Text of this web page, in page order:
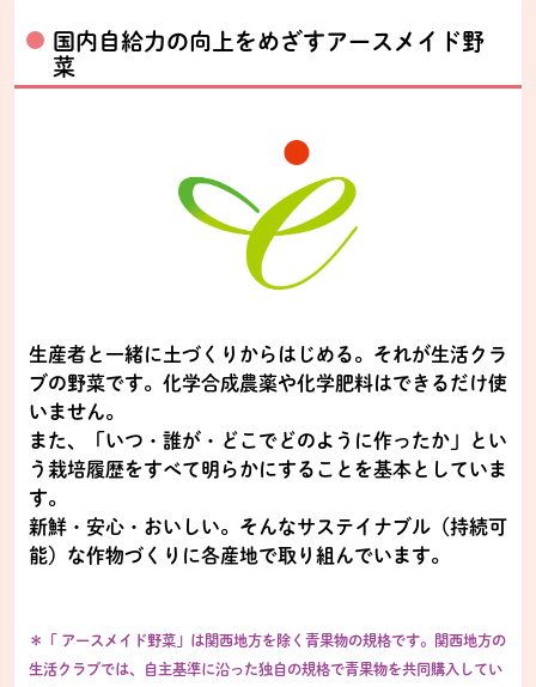
国内自給力の向上をめざすアースメイド野
菜
生産者と一緒に土づくりからはじめる。それが生活クラ
ブの野菜です。化学合成農薬や化学肥料はできるだけ使
いません。
また、「いつ・誰が・どこでどのように作ったか」とい
う栽培履歴をすべて明らかにすることを基本としていま
す。
新鮮・安心・おいしい。そんなサステイナブル（持続可
能）な作物づくりに各産地で取り組んでいます。
＊「 アースメイド野菜」は関西地方を除く青果物の規格です。関西地方の
生活クラブでは、自主基準に沿った独自の規格で青果物を共同購入してい